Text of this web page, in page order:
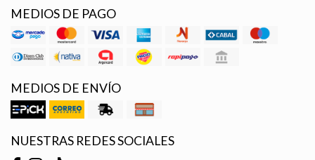
MEDIOS DE PAGO
MEDIOS DE ENVÍO
NUESTRAS REDES SOCIALES